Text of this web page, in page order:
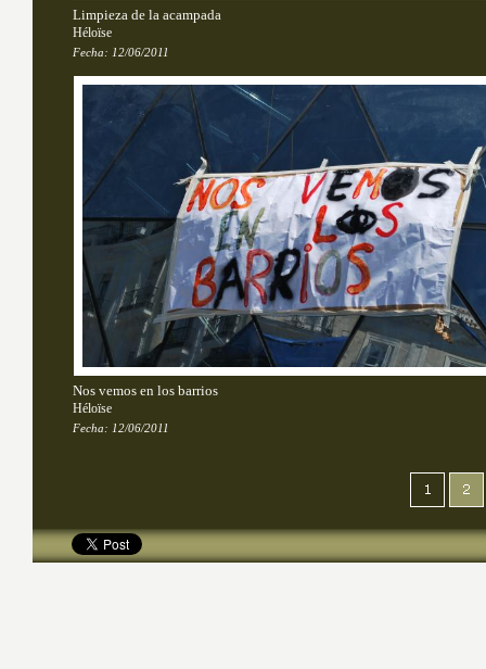
Limpieza de la acampada
Héloïse
Fecha: 12/06/2011
Nos vemos en los barrios
Héloïse
Fecha: 12/06/2011